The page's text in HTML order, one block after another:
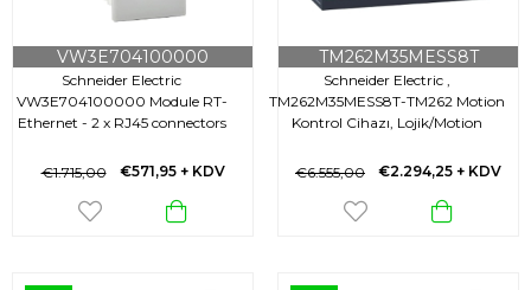
Schneider Electric
VW3E704100000 Module RT-
Ethernet - 2 x RJ45 connectors
VW3E704100000
€571,95 + KDV
€1.715,00
Schneider Electric ,
TM262M35MESS8T-TM262 Motion
Kontrol Cihazı, Lojik/Motion
M262,Tm262M..., 3Ns/İnst 16 Ax.
TM262M35MESS8T
€2.294,25 + KDV
€6.555,00